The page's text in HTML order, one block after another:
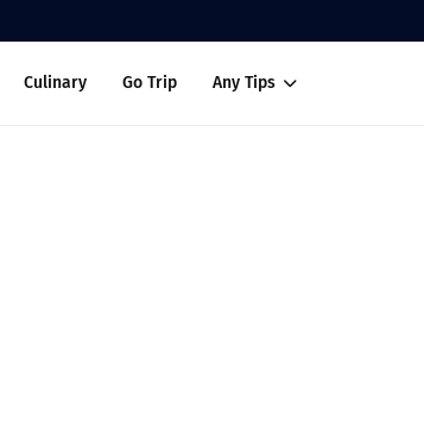
Culinary Go Trip Any Tips